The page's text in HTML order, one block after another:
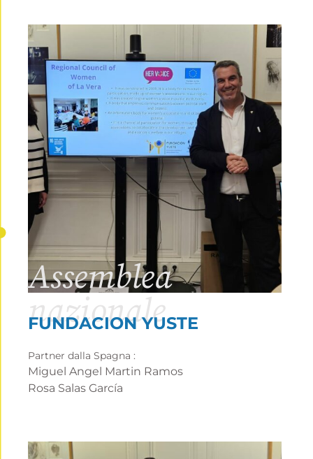
FUNDACION YUSTE
Assemblea
nazionale
Partner dalla Spagna :
Miguel Angel Martin Ramos
Rosa Salas García